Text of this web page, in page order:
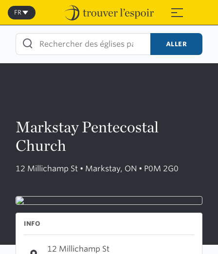
Skip
content
≡
FR
ALLER
Markstay Pentecostal
Church
12 Millichamp St • Markstay, ON • P0M 2G0
INFO
12 Millichamp St